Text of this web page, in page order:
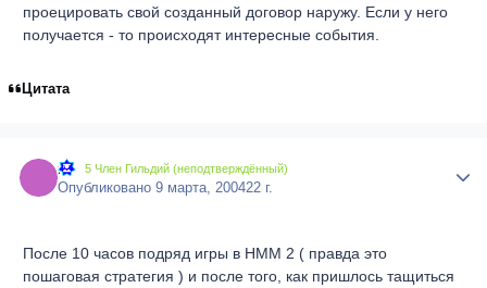
проецировать свой созданный договор наружу. Если у него
получается - то происходят интересные события.
Цитата
# 5 Член Гильдий (неподтверждённый)
Опубликовано9 марта, 200422 г.
После 10 часов подряд игры в HMM 2 ( правда это
пошаговая стратегия ) и после того, как пришлось тащиться